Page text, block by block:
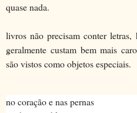
quase nada.
livros não precisam conter letras,
geralmente custam bem mais
são vistos como objetos especiais.
no coração e nas pernas